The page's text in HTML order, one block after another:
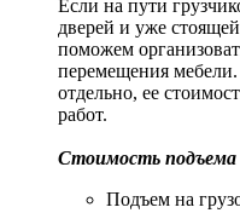
Если на пути
дверей и уже
поможем
перемещения мебели.
отдельно, ее
работ.
Стоимость подъема
Подъем на